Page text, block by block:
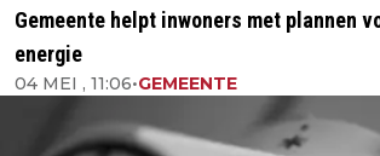
Gemeente helpt inwoners met plannen
energie
04 MEI , 11:06•GEMEENTE